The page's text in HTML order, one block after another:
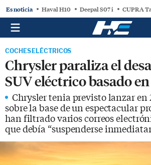
Es noticia Haval H10 Deepal S07 i CUPRA
COCHES ELÉCTRICOS
Chrysler paraliza el
SUV eléctrico basado
Chrysler tenia previsto lanzar en
sobre la base de un espectacular
han filtrado varios correos
que debía “suspenderse